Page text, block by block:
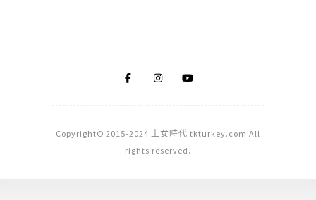
Copyright© 2015-2024 土女時代 tkturkey.com All
rights reserved.